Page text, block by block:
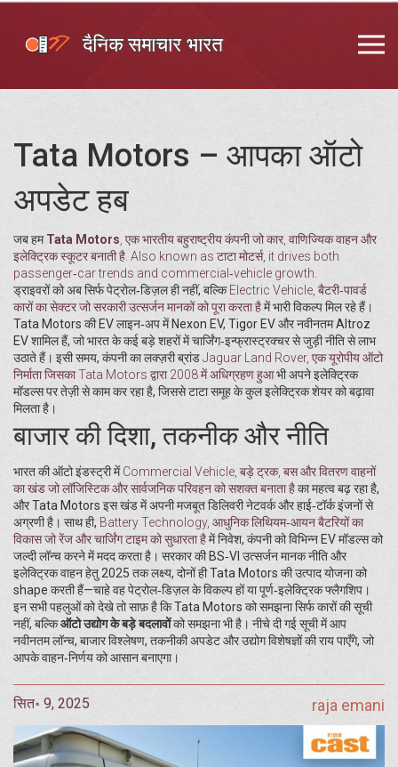
Tata Motors – आपका ऑटो
अपडेट हब
जब हमTata Motors एक भारतीय बहुराष्ट्रीय कंपनी जो कार, वाणिज्यिक वाहन और
इलेक्ट्रिक स्कूटर बनाती है . Also known as टाटा मोटर्स, it drives both
passenger‑car trends and commercial‑vehicle growth.
ड्राइवरों को अब सिर्फ पेट्रोल‑डिज़ल ही नहीं, बल्किElectric Vehicle बैटरी‑पावर्ड
कारों का सेक्टर जो सरकारी उत्सर्जन मानकों को पूरा करता हैमें भारी विकल्प मिल रहे हैं।
Tata Motors की EV लाइन‑अप में Nexon EV, Tigor EV और नवीनतम Altroz
EV शामिल हैं, जो भारत के कई बड़े शहरों में चार्जिंग‑इन्फ्रास्ट्रक्चर से जुड़ी नीति से लाभ
उठाते हैं। इसी समय, कंपनी का लक्ज़री ब्रांडJaguar Land Rover, एक यूरोपीय ऑटो
निर्माता जिसका Tata Motors द्वारा 2008 में अधिग्रहण हुआभी अपने इलेक्ट्रिक
मॉडल्स पर तेज़ी से काम कर रहा है, जिससे टाटा समूह के कुल इलेक्ट्रिक शेयर को बढ़ावा
मिलता है।
बाजार की दिशा, तकनीक और नीति
भारत की ऑटो इंडस्ट्री मेंCommercial Vehicle बड़े ट्रक, बस और वितरण वाहनों
का खंड जो लॉजिस्टिक और सार्वजनिक परिवहन को सशक्त बनाता हैका महत्व बढ़ रहा है,
और Tata Motors इस खंड में अपनी मजबूत डिलिवरी नेटवर्क और हाई‑टॉर्क इंजनों से
अग्रणी है। साथ ही, Battery Technology, आधुनिक लिथियम‑आयन बैटरियों का
विकास जो रेंज और चार्जिंग टाइम को सुधारता हैमें निवेश, कंपनी को विभिन्न EV मॉडल्स को
जल्दी लॉन्च करने में मदद करता है। सरकार की BS‑VI उत्सर्जन मानक नीति और
इलेक्ट्रिक वाहन हेतु 2025 तक लक्ष्य, दोनों ही Tata Motors की उत्पाद योजना को
shape करती हैं—चाहे वह पेट्रोल‑डिज़ल के विकल्प हों या पूर्ण‑इलेक्ट्रिक फ्लैगशिप।
इन सभी पहलुओं को देखे तो साफ़ है कि Tata Motors को समझना सिर्फ कारों की सूची
नहीं, बल्किऑटो उद्योग के बड़े बदलावोंको समझना भी है। नीचे दी गई सूची में आप
नवीनतम लॉन्च, बाजार विश्लेषण, तकनीकी अपडेट और उद्योग विशेषज्ञों की राय पाएँगे, जो
आपके वाहन‑निर्णय को आसान बनाएगा।
सित॰ 9, 2025 raja emani